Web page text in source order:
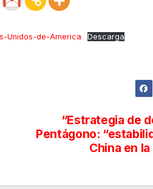
Unidos-de-America
Descarga
“Estrategia de
Pentágono:
China en